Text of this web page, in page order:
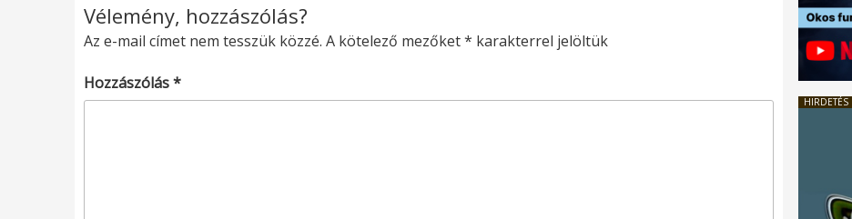
Vélemény, hozzászólás?
Az e-mail címet nem tesszük közzé. A kötelező mezőket* karakterrel jelöltük
Hozzászólás*
HIRDETÉS